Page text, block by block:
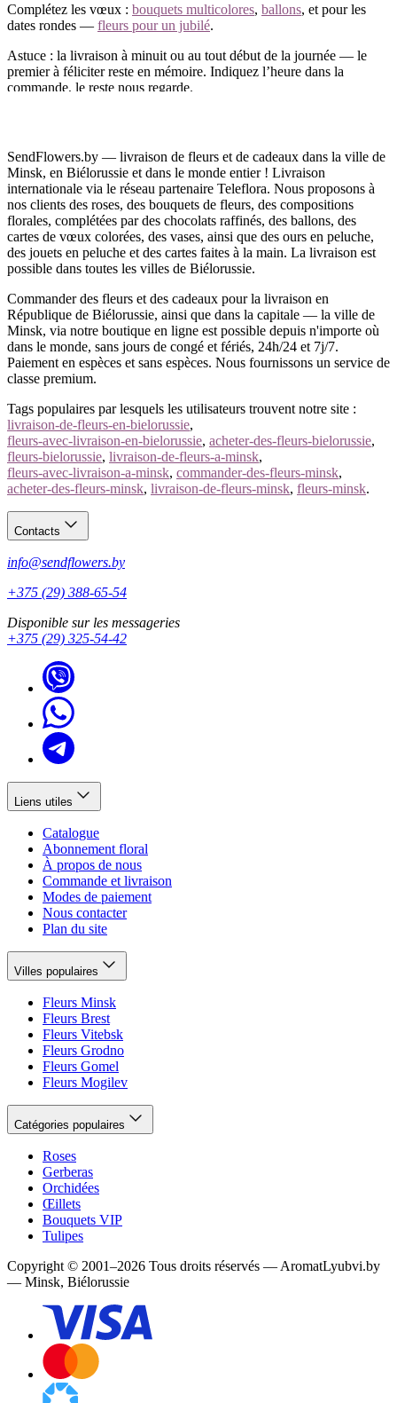
Complétez les vœux : bouquets multicolores, ballons, et pour les
dates rondes — fleurs pour un jubilé.
Astuce : la livraison à minuit ou au tout début de la journée — le
premier à féliciter reste en mémoire. Indiquez l’heure dans la
commande, le reste nous regarde.
Commandez des fleurs d’anniversaire en ligne — livrées pile à la
date, même si vous vous en êtes souvenu aujourd’hui. Le
paiement prend une minute — par carte en ligne ou en espèces à la
réception.
Appelez-nous— le bouquet accordé au caractère du héros du jour.
SendFlowers.by — livraison de fleurs et de cadeaux dans la ville de
Minsk, en Biélorussie et dans le monde entier ! Livraison
internationale via le réseau partenaire Teleflora. Nous proposons à
nos clients des roses, des bouquets de fleurs, des compositions
florales, complétées par des chocolats raffinés, des ballons, des
cartes de vœux colorées, des vases, ainsi que des ours en peluche,
des jouets en peluche et des cartes faites à la main. La livraison est
possible dans toutes les villes de Biélorussie.
Commander des fleurs et des cadeaux pour la livraison en
République de Biélorussie, ainsi que dans la capitale — la ville de
Minsk, via notre boutique en ligne est possible depuis n'importe où
dans le monde, sans jours de congé et fériés, 24h/24 et 7j/7.
Paiement en espèces et sans espèces. Nous fournissons un service de
classe premium.
Tags populaires par lesquels les utilisateurs trouvent notre site :
livraison-de-fleurs-en-bielorussie,
fleurs-avec-livraison-en-bielorussie, acheter-des-fleurs-bielorussie,
fleurs-bielorussie, livraison-de-fleurs-a-minsk,
fleurs-avec-livraison-a-minsk, commander-des-fleurs-minsk,
acheter-des-fleurs-minsk, livraison-de-fleurs-minsk, fleurs-minsk.
Contacts
info@sendflowers.by
+375 (29) 388-65-54
Disponible sur les messageries
+375 (29) 325-54-42
Liens utiles
Catalogue
Abonnement floral
À propos de nous
Commande et livraison
Modes de paiement
Nous contacter
Plan du site
Villes populaires
Fleurs Minsk
Fleurs Brest
Fleurs Vitebsk
Fleurs Grodno
Fleurs Gomel
Fleurs Mogilev
Catégories populaires
Roses
Gerberas
Orchidées
Œillets
Bouquets VIP
Tulipes
Copyright © 2001–2026 Tous droits réservés — AromatLyubvi.by
— Minsk, Biélorussie